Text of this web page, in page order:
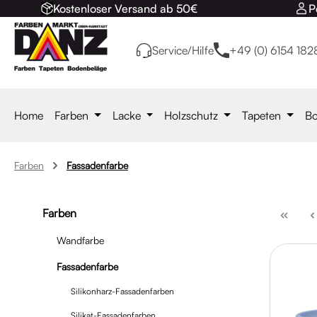
Hauptinhalt springen
Zur Suche springen
Zur Hauptnavigation springen
Kostenloser Versand ab 50€
Service/Hilfe +49 (0) 6154
Home Farben Lacke Holzschutz Tapeten
Farben Fassadenfarbe
Farben
Wandfarbe
Fassadenfarbe
Silikonharz-Fassadenfarben